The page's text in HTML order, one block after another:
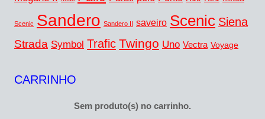
Scenic Sandero Sandero II saveiro Scenic Siena
Strada Symbol Trafic Twingo Uno Vectra Voyage
CARRINHO
Sem produto(s) no carrinho.